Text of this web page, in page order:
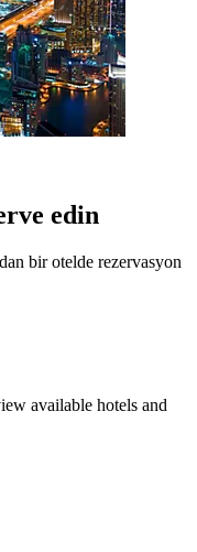
edin
bir otelde rezervasyon
available hotels and